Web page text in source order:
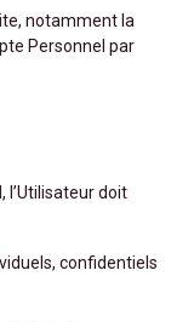
notamment la
Personnel par
l’Utilisateur doit
confidentiels